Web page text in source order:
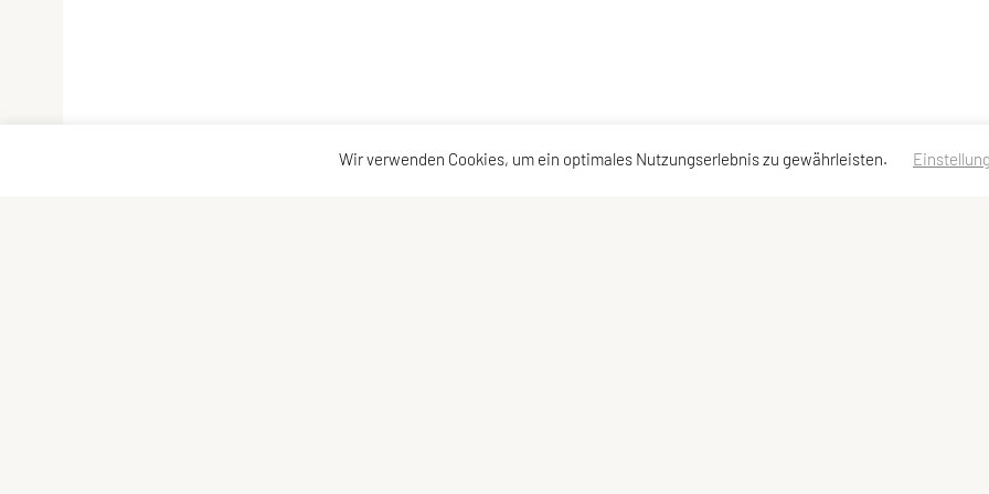
Wir verwenden Cookies, um ein optimales Nutzungserlebnis zu gewährleisten.